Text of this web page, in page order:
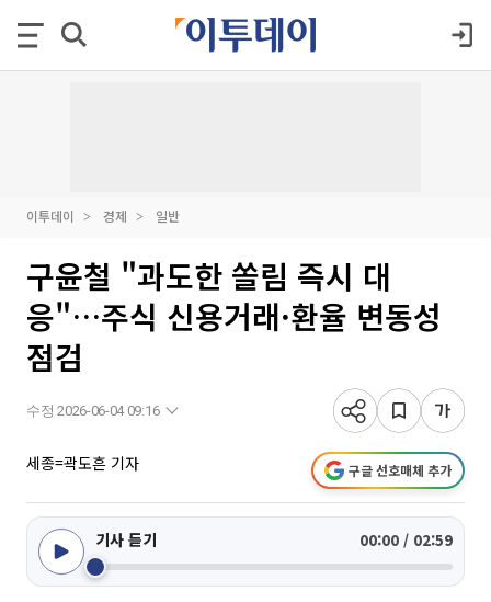
이투데이 경제 일반
구윤철 "과도한 쏠림 즉시 대
응"…주식 신용거래·환율 변동성
점검
수정 2026-06-04 09:16
세종=곽도흔 기자 구글 선호매체 추가
기사 듣기 00:00 / 02:59